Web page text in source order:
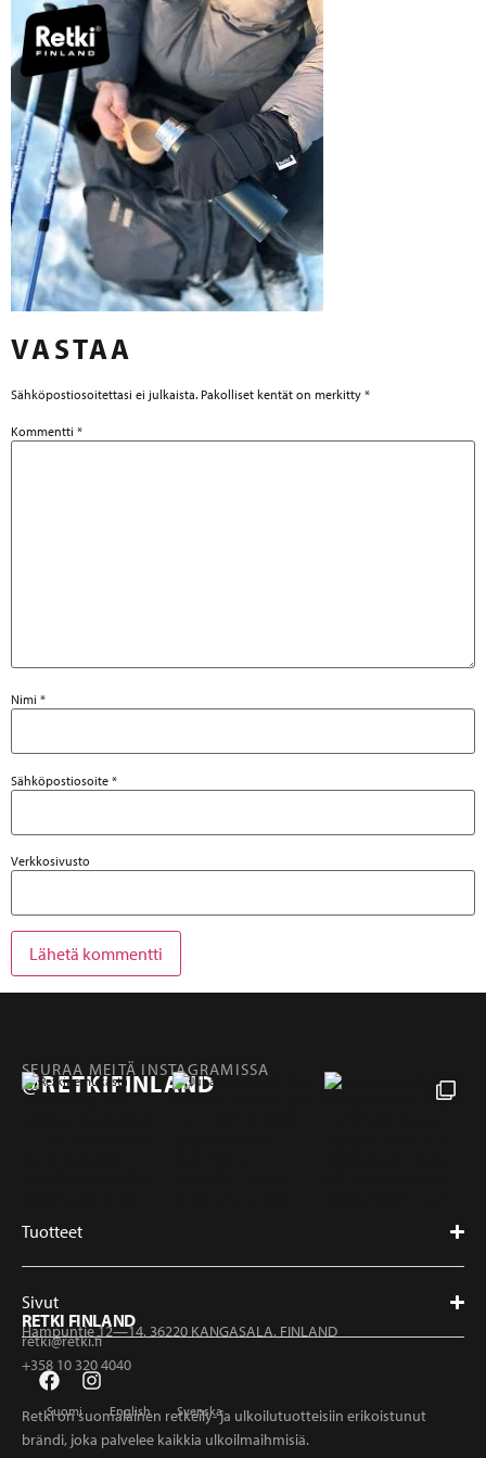
VASTAA
Sähköpostiosoitettasi ei julkaista. Pakolliset kentät on merkitty *
Kommentti *
Nimi *
Sähköpostiosoite *
Verkkosivusto
SEURAA MEITÄ INSTAGRAMISSA
@RETKIFINLAND
Tuotteet
Sivut
RETKI FINLAND
Hampuntie 12—14, 36220 KANGASALA, FINLAND
retki@retki.fi
+358 10 320 4040
Suomi English Svenska
Retki on suomalainen retkeily- ja ulkoilutuotteisiin erikoistunut
brändi, joka palvelee kaikkia ulkoilmaihmisiä.